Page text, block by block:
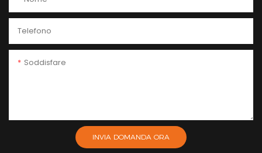
Telefono
Soddisfare
INVIA DOMANDA ORA